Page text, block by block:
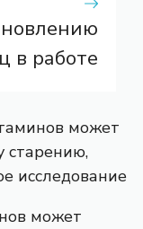
в работе
может